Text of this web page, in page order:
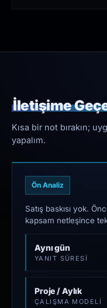
İletişime
Kısa bir not bırakın;
yapalım.
Ön Analiz
Satış baskısı yok.
kapsam netleşince
Aynı gün
YANIT SÜRESI
Proje / Aylık
ÇALIŞMA MODELI